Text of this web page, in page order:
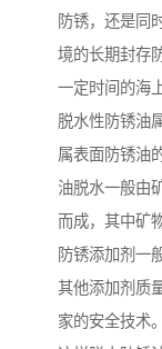
防锈，还是同
境的长期封存
一定时间的海
脱水性防锈油
属表面防锈油
油脱水一般由
而成，其中矿
防锈添加剂一
其他添加剂质
家的安全技术。